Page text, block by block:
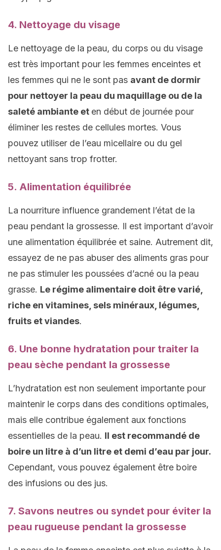
4. Nettoyage du visage
Le nettoyage de la peau, du corps ou du visage
est très important pour les femmes enceintes et
les femmes qui ne le sont pas avant de dormir
pour nettoyer la peau du maquillage ou de la
saleté ambiante et en début de journée pour
éliminer les restes de cellules mortes. Vous
pouvez utiliser de l’eau micellaire ou du gel
nettoyant sans trop frotter.
5. Alimentation équilibrée
La nourriture influence grandement l’état de la
peau pendant la grossesse. Il est important d’avoir
une alimentation équilibrée et saine. Autrement dit,
essayez de ne pas abuser des aliments gras pour
ne pas stimuler les poussées d’acné ou la peau
grasse. Le régime alimentaire doit être varié,
riche en vitamines, sels minéraux, légumes,
fruits et viandes.
6. Une bonne hydratation pour traiter la
peau sèche pendant la grossesse
L’hydratation est non seulement importante pour
maintenir le corps dans des conditions optimales,
mais elle contribue également aux fonctions
essentielles de la peau. Il est recommandé de
boire un litre à d’un litre et demi d’eau par jour.
Cependant, vous pouvez également être boire
des infusions ou des jus.
7. Savons neutres ou syndet pour éviter la
peau rugueuse pendant la grossesse